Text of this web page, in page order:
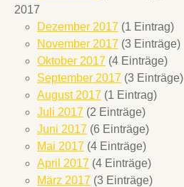
2017
Dezember 2017 (1 Eintrag)
November 2017 (3 Einträge)
Oktober 2017 (4 Einträge)
September 2017 (3 Einträge)
August 2017 (1 Eintrag)
Juli 2017 (2 Einträge)
Juni 2017 (6 Einträge)
Mai 2017 (4 Einträge)
April 2017 (4 Einträge)
März 2017 (3 Einträge)